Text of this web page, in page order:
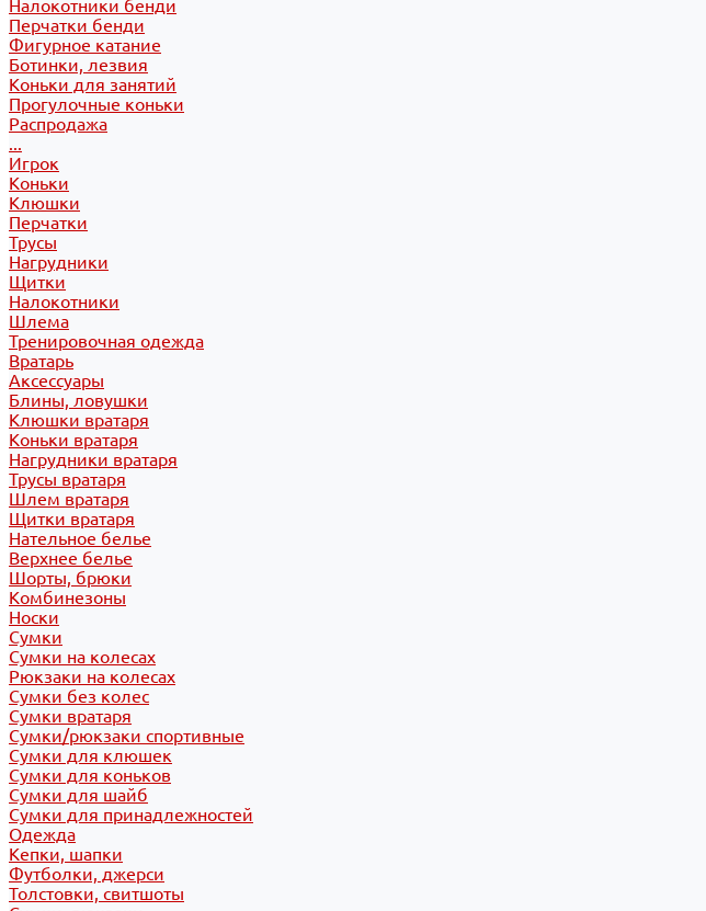
Налокотники бенди
Перчатки бенди
Фигурное катание
Ботинки, лезвия
Коньки для занятий
Прогулочные коньки
Распродажа
...
Игрок
Коньки
Клюшки
Перчатки
Трусы
Нагрудники
Щитки
Налокотники
Шлема
Тренировочная одежда
Вратарь
Аксессуары
Блины, ловушки
Клюшки вратаря
Коньки вратаря
Нагрудники вратаря
Трусы вратаря
Шлем вратаря
Щитки вратаря
Нательное белье
Верхнее белье
Шорты, брюки
Комбинезоны
Носки
Сумки
Сумки на колесах
Рюкзаки на колесах
Сумки без колес
Сумки вратаря
Сумки/рюкзаки спортивные
Сумки для клюшек
Сумки для коньков
Сумки для шайб
Сумки для принадлежностей
Одежда
Кепки, шапки
Футболки, джерси
Толстовки, свитшоты